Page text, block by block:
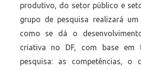
produtivo, do setor público e
grupo de pesquisa realizará
como se dá o
criativa no DF, com base em
pesquisa: as competências, o